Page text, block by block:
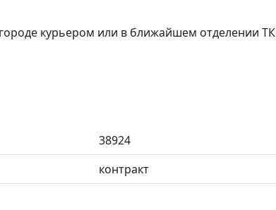
курьером или в ближайшем отделении ТК
38924
контракт